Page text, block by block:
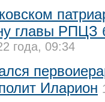
главы РПЦЗ
года, 09:34
Иларион